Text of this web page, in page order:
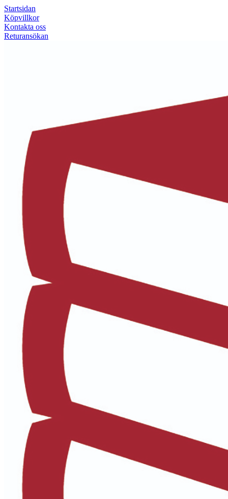
Startsidan
Köpvillkor
Kontakta oss
Returansökan